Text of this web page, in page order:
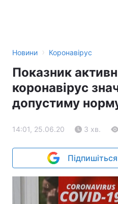
Новини › Коронавірус
Показник
коронавірус
допустиму
14:01, 25.06.20 3 хв.